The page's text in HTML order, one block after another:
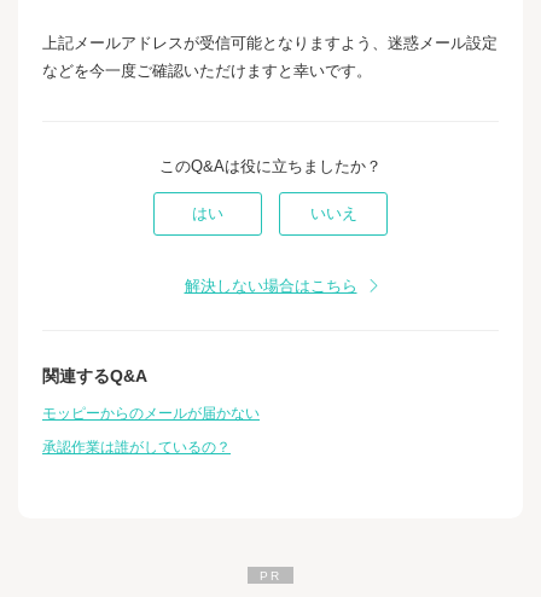
上記メールアドレスが受信可能となりますよう、迷惑メール設定
などを今一度ご確認いただけますと幸いです。
このQ&Aは役に立ちましたか？
はい いいえ
解決しない場合はこちら
関連するQ&A
モッピーからのメールが届かない
承認作業は誰がしているの？